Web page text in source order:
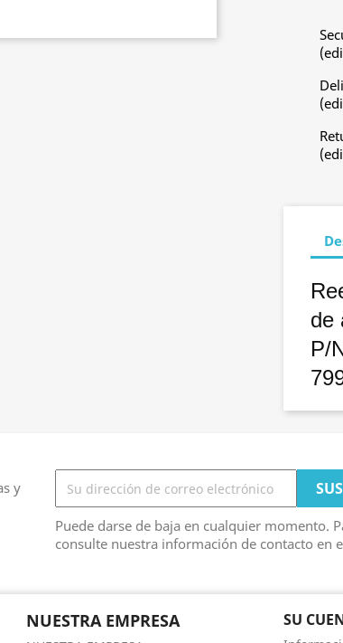
de
P/
y
Puede darse de baja en cualquier momento.
consulte nuestra información de contacto en
NUESTRA EMPRESA SU